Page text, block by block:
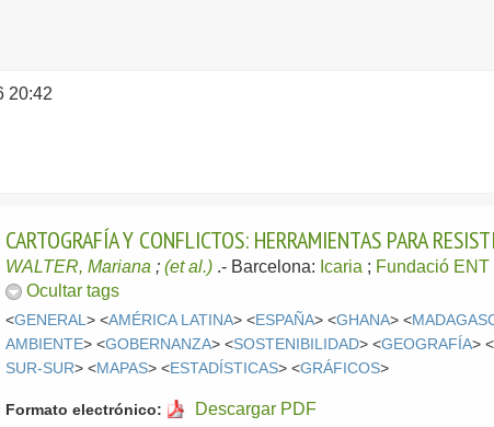
20:42
CARTOGRAFÍA Y CONFLICTOS: HERRAMIENTAS PARA
WALTER, Mariana ;(et al.) .- Barcelona: Icaria ; Fundació ENT
Ocultar tags
<GENERAL> <AMÉRICA LATINA> <ESPAÑA> <GHANA> <
AMBIENTE> <GOBERNANZA> <SOSTENIBILIDAD> <GEOGRAFÍA> <
SUR-SUR> <MAPAS> <ESTADÍSTICAS> <GRÁFICOS>
Formato electrónico: Descargar PDF